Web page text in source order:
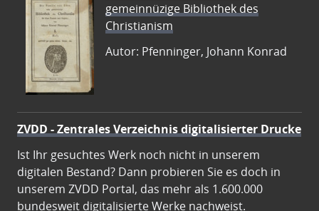
gemeinnüzige Bibliothek des
Christianism
Autor: Pfenninger, Johann Konrad
ZVDD - Zentrales Verzeichnis digitalisierter Drucke
Ist Ihr gesuchtes Werk noch nicht in unserem
digitalen Bestand? Dann probieren Sie es doch in
unserem ZVDD Portal, das mehr als 1.600.000
bundesweit digitalisierte Werke nachweist.